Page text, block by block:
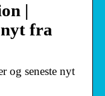
|
nyt fra
og seneste nyt